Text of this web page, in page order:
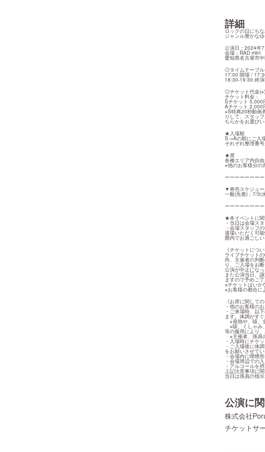
詳細
ロックの日にち
ジャンル豊かな
公演日：2024年
会場：RAD mini
愛知県名古屋市
◎タイムテーブル
17:00 開場 /
18:30-19:30 終
◎チケット代金(※
チケット料金：
Sチケット 5,000
Aチケット 2,000
※S特典20秒動画
りして、スタッ
ちらかをお選び
★入場順
S→Aの順にご入
それぞれ整理番
★席
各種エリア内自
※他のお客様分の
ーーーーーーー
▼券売スケジュ
一般(先着)：7/3(
ーーーーーーー
★本イベントに
・当日は会場ス
・会場スタッフ
退場いただく可
囲内でお過ごし
《チケットについ
ライブチケット
尚、主催者の判
り、ご入場をお
公演が中止にな
また公演当日、
ますので予めご
※チケットはいか
※お客様の都合に
《お席に関して
・他のお客様の
・ご来場時、以
ます。体調がす
※発熱や、咳、
※咳、くしゃみ
等の服用により
※主催者、係員
・入場時にチケ
・ご入場後に体
をお願いさせて
・会場内に喫煙
・会場周辺での
・アルコールを
上記注意事項に
当日は係員の指
公演に
株式会社
チケットサ